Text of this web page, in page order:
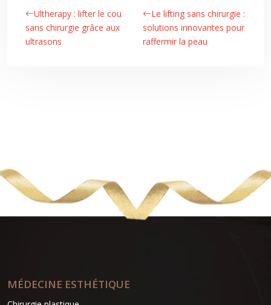
Ultherapy : lifter le cou
sans chirurgie grâce aux
ultrasons
Le lifting sans chirurgie :
solutions innovantes pour
raffermir la peau
MÉDECINE ESTHÉTIQUE